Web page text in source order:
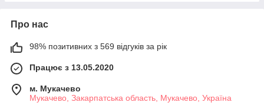
Про нас
98% позитивних з 569 відгуків за рік
Працює з 13.05.2020
м. Мукачево
Мукачево, Закарпатська область, Мукачево, Україна